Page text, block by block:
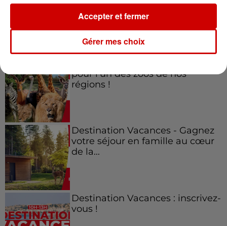
festival Marché Gourmand 2026
à Coulon !
pour l'un des zoos de nos
régions !
Destination Vacances - Gagnez
votre séjour en famille au cœur
de la...
Destination Vacances : inscrivez-
vous !
Gérer mes choix
Accepter et fermer